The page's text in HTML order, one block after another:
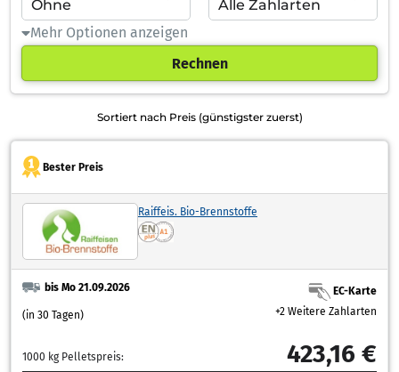
Mehr Optionen anzeigen
Rechnen
Sortiert nach Preis (günstigster zuerst)
Bester Preis
Raiffeis. Bio-Brennstoffe
bis Mo 21.09.2026
(in 30 Tagen)
EC-Karte
+2 Weitere Zahlarten
1000 kg Pelletspreis: 423,16 €